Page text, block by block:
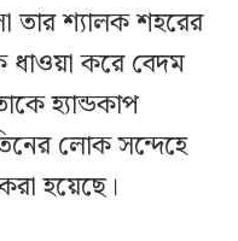
শ্যালক শহরের
ধাওয়া করে বেদম
হ্যান্ডকাপ
লোক সন্দেহে
হয়েছে।